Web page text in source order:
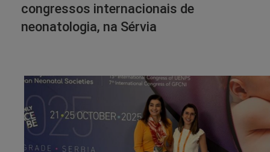
congressos internacionais de
neonatologia, na Sérvia